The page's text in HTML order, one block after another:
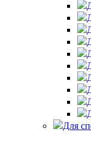
Для